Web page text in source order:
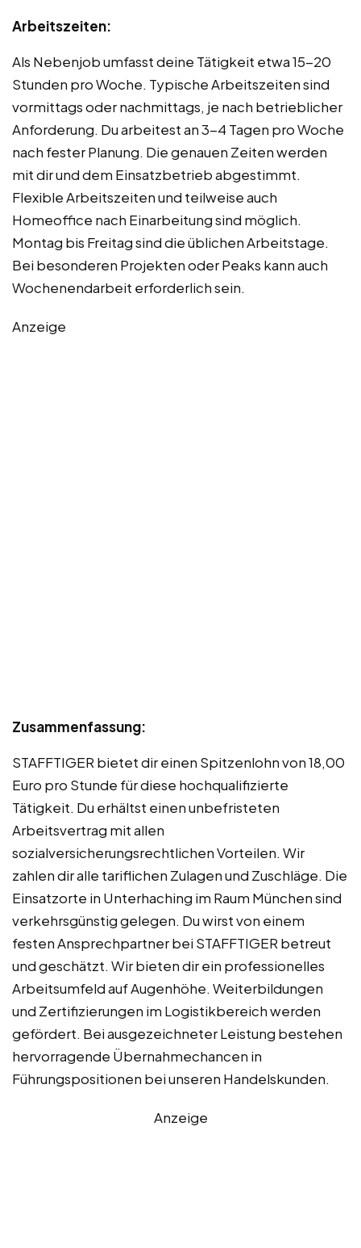
Arbeitszeiten:
Als Nebenjob umfasst deine Tätigkeit etwa 15-20
Stunden pro Woche. Typische Arbeitszeiten sind
vormittags oder nachmittags, je nach betrieblicher
Anforderung. Du arbeitest an 3-4 Tagen pro Woche
nach fester Planung. Die genauen Zeiten werden
mit dir und dem Einsatzbetrieb abgestimmt.
Flexible Arbeitszeiten und teilweise auch
Homeoffice nach Einarbeitung sind möglich.
Montag bis Freitag sind die üblichen Arbeitstage.
Bei besonderen Projekten oder Peaks kann auch
Wochenendarbeit erforderlich sein.
Anzeige
Zusammenfassung:
STAFFTIGER bietet dir einen Spitzenlohn von 18,00
Euro pro Stunde für diese hochqualifizierte
Tätigkeit. Du erhältst einen unbefristeten
Arbeitsvertrag mit allen
sozialversicherungsrechtlichen Vorteilen. Wir
zahlen dir alle tariflichen Zulagen und Zuschläge. Die
Einsatzorte in Unterhaching im Raum München sind
verkehrsgünstig gelegen. Du wirst von einem
festen Ansprechpartner bei STAFFTIGER betreut
und geschätzt. Wir bieten dir ein professionelles
Arbeitsumfeld auf Augenhöhe. Weiterbildungen
und Zertifizierungen im Logistikbereich werden
gefördert. Bei ausgezeichneter Leistung bestehen
hervorragende Übernahmechancen in
Führungspositionen bei unseren Handelskunden.
Anzeige